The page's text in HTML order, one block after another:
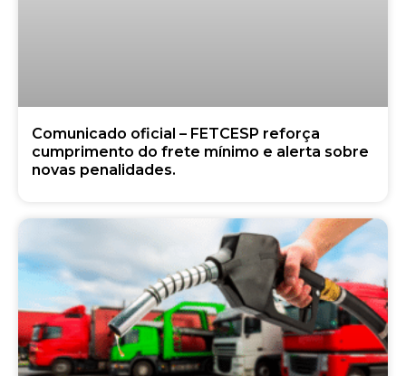
Comunicado oficial – FETCESP reforça
cumprimento do frete mínimo e alerta sobre
novas penalidades.